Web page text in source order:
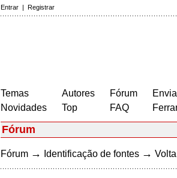
Entrar | Registrar
Temas
Novidades
Autores
Top
Fórum
FAQ
Fórum
Fórum → Identificação de fontes →